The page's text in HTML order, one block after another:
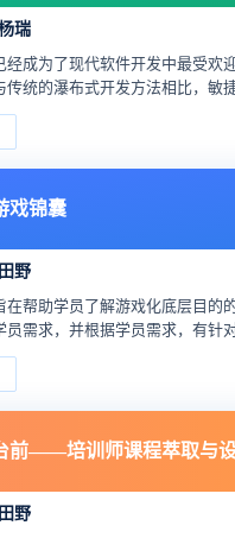
瑞
经成为了现代软件开发中最受欢
传统的瀑布式开发方法相比，敏
代、持续交付和快速反馈，以满
法论已经成为提高软件交付效率
戏锦囊
野
在帮助学员了解游戏化底层目的
员需求，并根据学员需求，有针
法及技巧。辅助学员加强课堂活
前——培训师课程萃取与
野